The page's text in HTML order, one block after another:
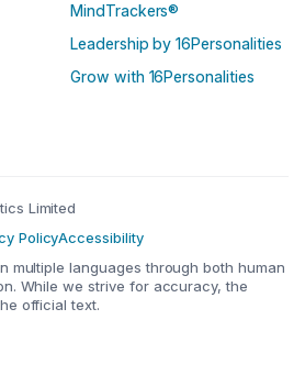
MindTrackers®
Leadership by 16Personalities
Grow with 16Personalities
Limited
PolicyAccessibility
multiple languages through both human
While we strive for accuracy, the
official text.